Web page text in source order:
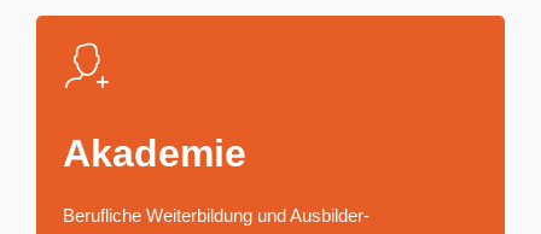
Akademie
Berufliche Weiterbildung und Ausbilder-